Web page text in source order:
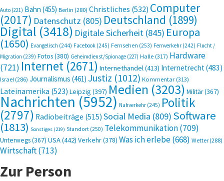
Auto (221) Bahn (455) Berlin (280) Christliches (532) Computer
(2017) Datenschutz (805) Deutschland (1899)
Digital (3418) Digitale Sicherheit (845) Europa
(1650) Evangelisch (244) Facebook (245) Fernsehen (253) Fernverkehr (242) Flucht /
Migration (239) Fotos(380) Geheimdienst/Spionage (227) Halle(317) Hardware
(721) Internet (2671) Internethandel(413) Internetrecht(483)
Israel (286) Journalismus (461) Justiz (1012) Kommentar(313)
Lateinamerika (523) Leipzig (397) Medien (3203) Militär(367)
Nachrichten(5952) Nahverkehr (245) Politik
(2797) Radiobeiträge (515) Social Media (809) Software
(1813) Sonstiges (219) Standort (250) Telekommunikation(709)
Unterwegs(367) USA(442) Verkehr(378) Was ich erlebe(668) Wetter (288)
Wirtschaft(713)
Zur Person